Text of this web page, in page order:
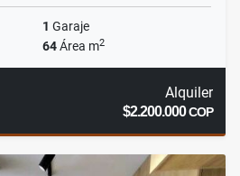
1 Garaje
64Área m2
Alquiler
$2.200.000COP